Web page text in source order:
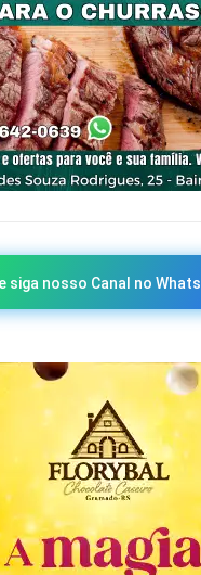
siga nosso Canal no Whats